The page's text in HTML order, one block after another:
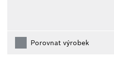
Porovnat výrobek